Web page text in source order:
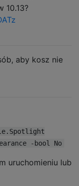
10.13?
aby kosz nie
-bool No
uruchomieniu lub